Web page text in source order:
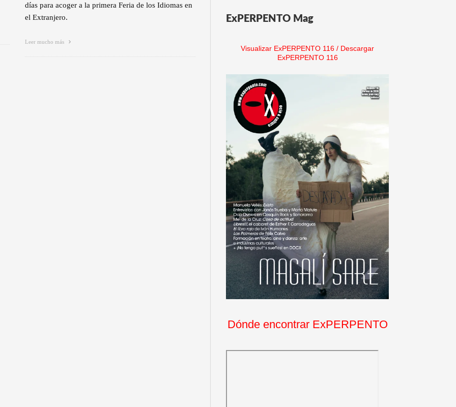
días para acoger a la primera Feria de los Idiomas en
el Extranjero.
Leer mucho más
ExPERPENTO Mag
Visualizar ExPERPENTO 116 / Descargar
ExPERPENTO 116
Dónde encontrar ExPERPENTO